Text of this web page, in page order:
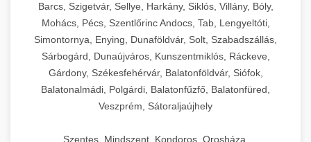
Barcs, Szigetvár, Sellye, Harkány, Siklós, Villány, Bóly,
Mohács, Pécs, Szentlőrinc Andocs, Tab, Lengyeltóti,
Simontornya, Enying, Dunaföldvár, Solt, Szabadszállás,
Sárbogárd, Dunaújváros, Kunszentmiklós, Ráckeve,
Gárdony, Székesfehérvár, Balatonföldvár, Siófok,
Balatonalmádi, Polgárdi, Balatonfűzfő, Balatonfüred,
Veszprém, Sátoraljaújhely
Szentes, Mindszent, Kondoros, Orosháza,